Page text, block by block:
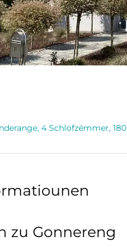
4 Schlofzëmmer,
zu Gonnereng